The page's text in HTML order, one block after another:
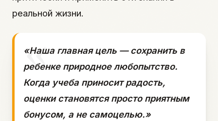
реальной жизни.
«Наша главная цель — сохранить в
ребенке природное любопытство.
Когда учеба приносит радость,
оценки становятся просто приятным
бонусом, а не самоцелью.»